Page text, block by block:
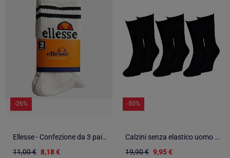
-26%
Ellesse - Confezione da 3 paia di calze uomo
11,00 € 8,18 €
-50%
Calzini senza elastico uomo Gambe sensibili - Confezione da 3
19,90 € 9,95 €